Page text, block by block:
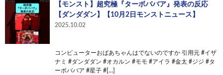
【モンスト】超究極『ターボババア』発表の反応
【ダンダダン】【10月2日モンストニュース】
2025.10.02
コンピューターおばあちゃんはでないのですか 引用元 #イザ
ナミ #ダンダダン #オカルン #モモ #アイラ #金太 #ジジ #タ
ーボババア #星子 #[…]